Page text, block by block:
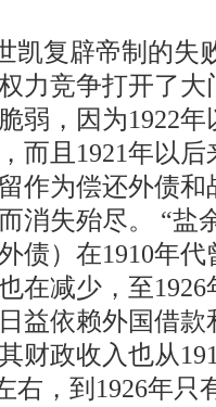
复辟帝制的失
力竞争打开了
弱，因为1922
而且1921年以
作为偿还外债
消失殆尽。 “盐
债）在1910年
在减少，至
益依赖外国借
财政收入也从
右，到1926年只